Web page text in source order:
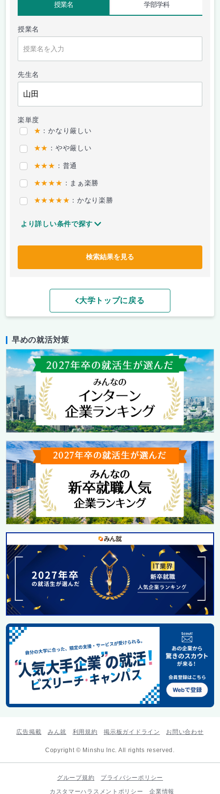
授業名 学部学科
授業名
先生名
楽単度
★ ：かなり厳しい
★★ ：やや厳しい
★★★ ：普通
★★★★ ：まぁ楽勝
★★★★★ ：かなり楽勝
より詳しい条件で探す
検索結果を見る
大学トップに戻る
早めの就活対策
広告掲載 みん就 利用規約 掲示板ガイドライン お問い合わせ
Copyright © Minshu Inc. All rights reserved.
グループ規約
プライバシーポリシー
カスタマーハラスメントポリシー
企業情報